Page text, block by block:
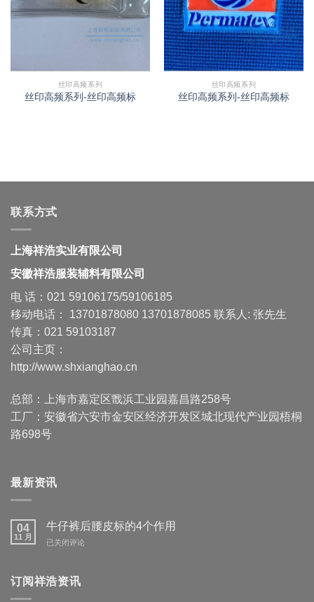
丝印高频系列
丝印高频系列-丝印高频标
丝印高频系列
丝印高频系列-丝印高频标
联系方式
上海祥浩实业有限公司
安徽祥浩服装辅料有限公司
电 话：021 59106175/59106185
移动电话： 13701878080 13701878085 联系人: 张先生
传真：021 59103187
公司主页：
http://www.shxianghao.cn
总部：上海市嘉定区戬浜工业园嘉昌路258号
工厂：安徽省六安市金安区经济开发区城北现代产业园梧桐
路698号
最新资讯
04
11 月
牛仔裤后腰皮标的4个作用
牛
后
腰
已关闭评论
订阅祥浩资讯